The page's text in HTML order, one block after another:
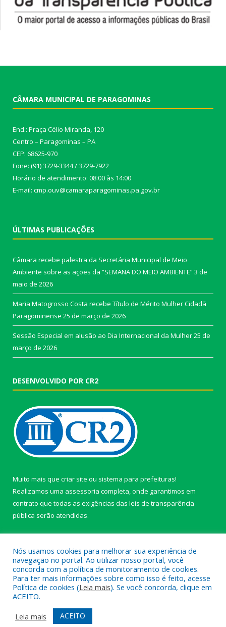
CÂMARA MUNICIPAL DE PARAGOMINAS
End.: Praça Célio Miranda, 120
Centro – Paragominas – PA
CEP: 68625-970
Fone: (91) 3729-3344 / 3729-7922
Horário de atendimento: 08:00 às 14:00
E-mail: cmp.ouv@camaraparagominas.pa.gov.br
ÚLTIMAS PUBLICAÇÕES
Câmara recebe palestra da Secretária Municipal de Meio
Ambiente sobre as ações da “SEMANA DO MEIO AMBIENTE”3 de
maio de 2026
Maria Matogrosso Costa recebe Título de Mérito Mulher Cidadã
Paragominense 25 de março de 2026
Sessão Especial em alusão ao Dia Internacional da Mulher25 de
março de 2026
DESENVOLVIDO POR CR2
Muito mais que criar site ou sistema para prefeituras!
Realizamos uma assessoria completa, onde garantimos em
contrato que todas as exigências das leis de transparência
pública serão atendidas.
Todos os direitos reservados a câmara de Paragominas.
Mapa do Site
Acessar Área Administrativa
Acessar Webmail
Nós usamos cookies para melhorar sua experiência de
navegação no portal. Ao utilizar nosso portal, você
concorda com a política de monitoramento de cookies.
Para ter mais informações sobre como isso é feito, acesse
Política de cookies (Leia mais). Se você concorda, clique em
ACEITO.
Leia mais
ACEITO